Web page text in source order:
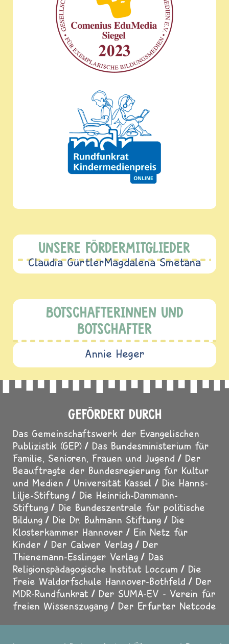
UNSERE FÖRDERMITGLIEDER
Claudia GürtlerMagdalena Smetana
BOTSCHAFTERINNEN UND
BOTSCHAFTER
Annie Heger
GEFÖRDERT DURCH
Das Gemeinschaftswerk der Evangelischen
Publizistik (GEP)
Das Bundesministerium für
Familie, Senioren, Frauen und Jugend
Der
Beauftragte der Bundesregierung für Kultur
und Medien
Universität Kassel
Die Hanns-
Lilje-Stiftung
Die Heinrich-Dammann-
Stiftung
Die Bundeszentrale für politische
Bildung
Die Dr. Buhmann Stiftung
Die
Klosterkammer Hannover
Ein Netz für
Kinder
Der Calwer Verlag
Der
Thienemann-Esslinger Verlag
Das
Religionspädagogische Institut Loccum
Die
Freie Waldorfschule Hannover-Bothfeld
Der
MDR-Rundfunkrat
Der SUMA-EV - Verein für
freien Wissenszugang
Der Erfurter Netcode